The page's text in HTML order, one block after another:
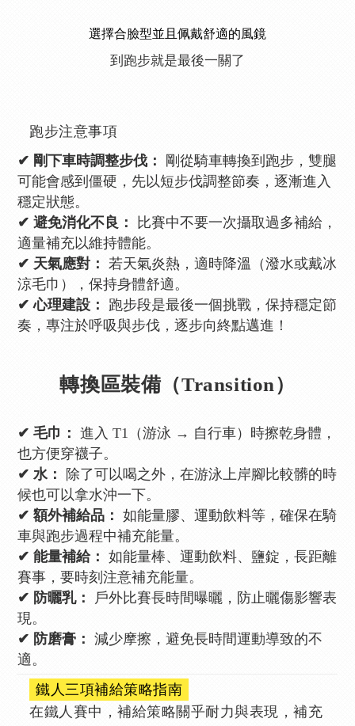
選擇合臉型並且佩戴舒適的風鏡
到跑步就是最後一關了
跑步注意事項
✔ 剛下車時調整步伐：
剛從騎車轉換到跑步，雙腿
可能會感到僵硬，先以短步伐調整節奏，逐漸進入
穩定狀態。
✔ 避免消化不良：
比賽中不要一次攝取過多補給，
適量補充以維持體能。
✔ 天氣應對：
若天氣炎熱，適時降溫（潑水或戴冰
涼毛巾），保持身體舒適。
✔ 心理建設：
跑步段是最後一個挑戰，保持穩定節
奏，專注於呼吸與步伐，逐步向終點邁進！
轉換區裝備（Transition）
✔ 毛巾： 進入 T1（游泳 → 自行車）時擦乾身體，
也方便穿襪子。
✔ 水：
除了可以喝之外，在游泳上岸腳比較髒的時
候也可以拿水沖一下。
✔ 額外補給品： 如能量膠、運動飲料等，確保在騎
車與跑步過程中補充能量。
✔ 能量補給： 如能量棒、運動飲料、鹽錠，長距離
賽事，要時刻注意補充能量。
✔ 防曬乳：
戶外比賽長時間曝曬，防止曬傷影響表
現。
✔ 防磨膏： 減少摩擦，避免長時間運動導致的不
適。
鐵人三項補給策略指南
在鐵人賽中，補給策略關乎耐力與表現，補充